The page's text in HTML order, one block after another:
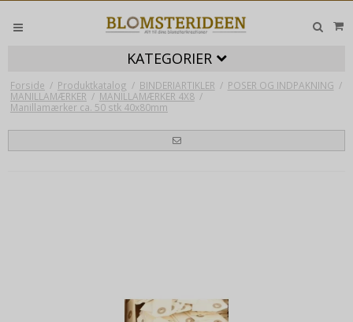
KATEGORIER
Forside / Produktkatalog / BINDERIARTIKLER / POSER OG INDPAKNING /
MANILLAMÆRKER / MANILLAMÆRKER 4X8 /
Manillamærker ca. 50 stk 40x80mm